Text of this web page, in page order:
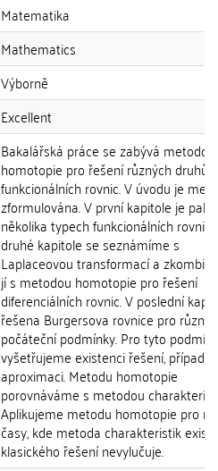
Matematika
Mathematics
Výborně
Excellent
Bakalářská práce se zabývá metodou
homotopie pro řešení různých druhů
funkcionálních rovnic. V úvodu je
zformulována. V první kapitole je pak
několika typech funkcionálních rovnic.
druhé kapitole se seznámíme s
Laplaceovou transformací a
jí s metodou homotopie pro řešení
diferenciálních rovnic. V poslední
řešena Burgersova rovnice pro různé
počáteční podmínky. Pro tyto
vyšetřujeme existenci řešení,
aproximaci. Metodu homotopie
porovnáváme s metodou
Aplikujeme metodu homotopie pro
časy, kde metoda charakteristik
klasického řešení nevylučuje.